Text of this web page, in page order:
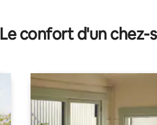
Le confort d'un chez-